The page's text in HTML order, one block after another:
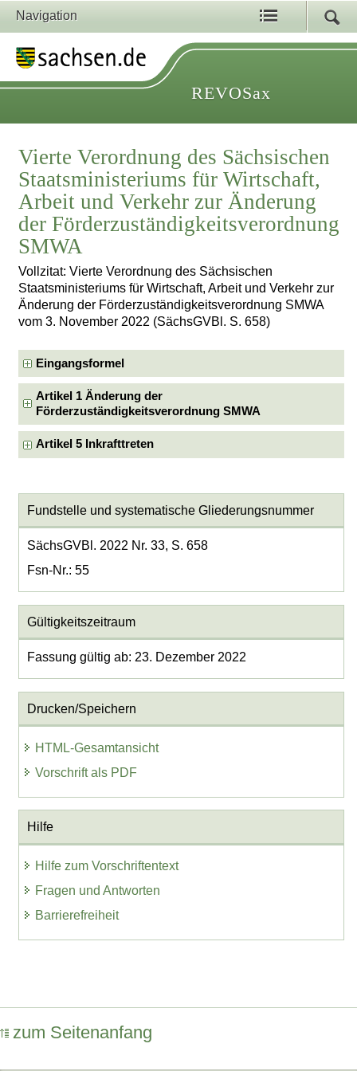
Navigation
REVOSax
Vierte Verordnung des Sächsischen
Staatsministeriums für Wirtschaft,
Arbeit und Verkehr zur Änderung
der Förderzuständigkeitsverordnung
SMWA
Vollzitat: Vierte Verordnung des Sächsischen
Staatsministeriums für Wirtschaft, Arbeit und Verkehr zur
Änderung der Förderzuständigkeitsverordnung SMWA
vom 3. November 2022 (SächsGVBl. S. 658)
Eingangsformel
Artikel 1 Änderung der
Förderzuständigkeitsverordnung SMWA
Artikel 5 Inkrafttreten
Fundstelle und systematische Gliederungsnummer
SächsGVBl. 2022 Nr. 33, S. 658
Fsn-Nr.: 55
Gültigkeitszeitraum
Fassung gültig ab: 23. Dezember 2022
Drucken/Speichern
HTML-Gesamtansicht
Vorschrift als PDF
Hilfe
Hilfe zum Vorschriftentext
Fragen und Antworten
Barrierefreiheit
zum Seitenanfang